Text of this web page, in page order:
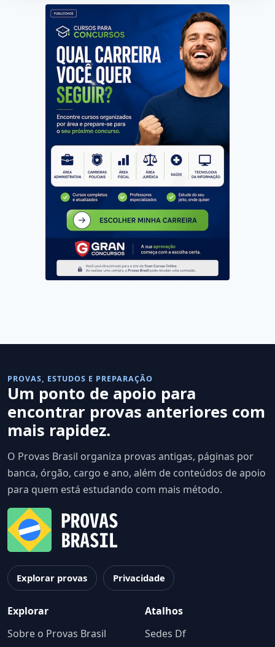
PROVAS, ESTUDOS E PREPARAÇÃO
Um ponto de apoio para
encontrar provas anteriores com
mais rapidez.
O Provas Brasil organiza provas antigas, páginas por
banca, órgão, cargo e ano, além de conteúdos de apoio
para quem está estudando com mais método.
Explorar provas Privacidade
Explorar
Sobre o Provas Brasil
Atalhos
Sedes Df